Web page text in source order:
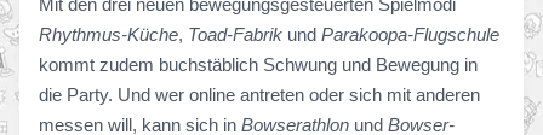
Mit den drei neuen bewegungsgesteuerten Spielmodi
Rhythmus-Küche, Toad-Fabrik und Parakoopa-Flugschule
kommt zudem buchstäblich Schwung und Bewegung in
die Party. Und wer online antreten oder sich mit anderen
messen will, kann sich in Bowserathlon und Bowser-